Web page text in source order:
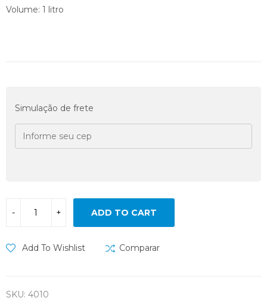
Volume: 1 litro
Simulação de frete
ADD TO CART
Add To Wishlist Comparar
SKU: 4010